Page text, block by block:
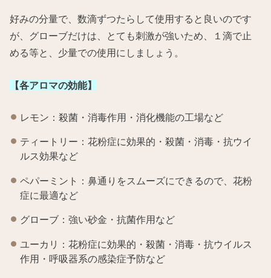
好みの分量で、数滴ずつたらして使用すると良いのです
が、グローブだけは、とても刺激が強いため、１滴で止
める等と、少量での使用にしましょう。
【各アロマの効能】
レモン：殺菌・消毒作用・消化機能の工場など
ティートリー：花粉症に効果的・殺菌・消毒・抗ウイ
ルス効果など
ペパーミント：鼻通りをスムーズにできるので、花粉
症に最適など
グローブ：強い砂金・抗菌作用など
ユーカリ：花粉症に効果的・殺菌・消毒・抗ウイルス
作用・呼吸器系の感染症予防など